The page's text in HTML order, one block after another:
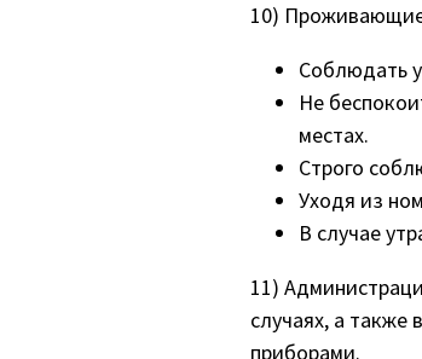
10)
Соблюдать
Не
местах.
Строго
Уходя из
В случае
11)
случаях, а также
приборами.